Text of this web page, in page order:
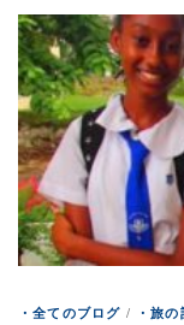
・全てのブログ / ・旅の